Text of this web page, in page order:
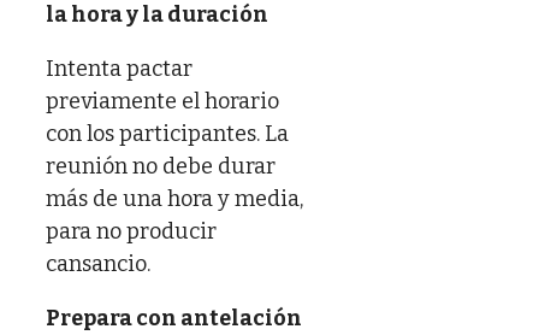
la hora y la duración
Intenta pactar
previamente el horario
con los participantes. La
reunión no debe durar
más de una hora y media,
para no producir
cansancio.
Prepara con antelación